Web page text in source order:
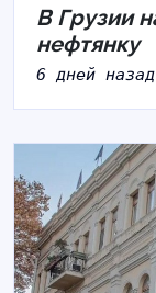
В Грузии
нефтянку
6 дней